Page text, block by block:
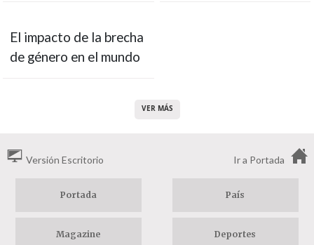
El impacto de la brecha
de género en el mundo
VER MÁS
Versión Escritorio Ir a Portada
Portada País
Magazine Deportes